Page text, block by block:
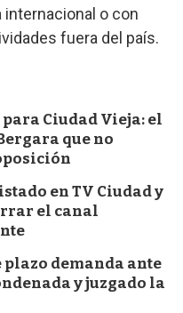
o con
fuera del país.
Ciudad Vieja: el
que no
en TV Ciudad y
el canal
plazo demanda ante
y juzgado la